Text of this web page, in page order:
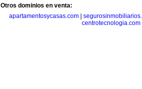
Otros dominios en venta:
apartamentosycasas.com|
centrotecnologia.com